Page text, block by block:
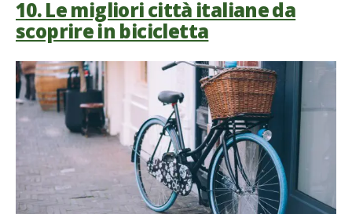
10. Le migliori città italiane da
scoprire in bicicletta